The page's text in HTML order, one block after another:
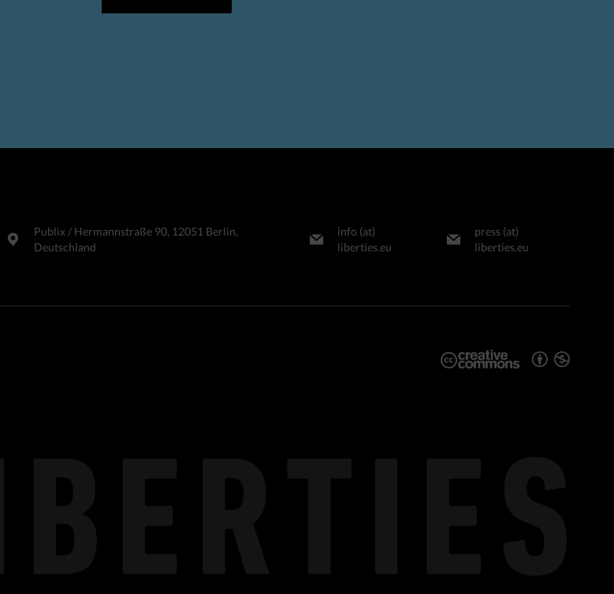
Publix​ / Hermannstraße 90, 12051 Berlin,
Deutschland
info (at)
liberties.eu
press (at)
liberties.eu